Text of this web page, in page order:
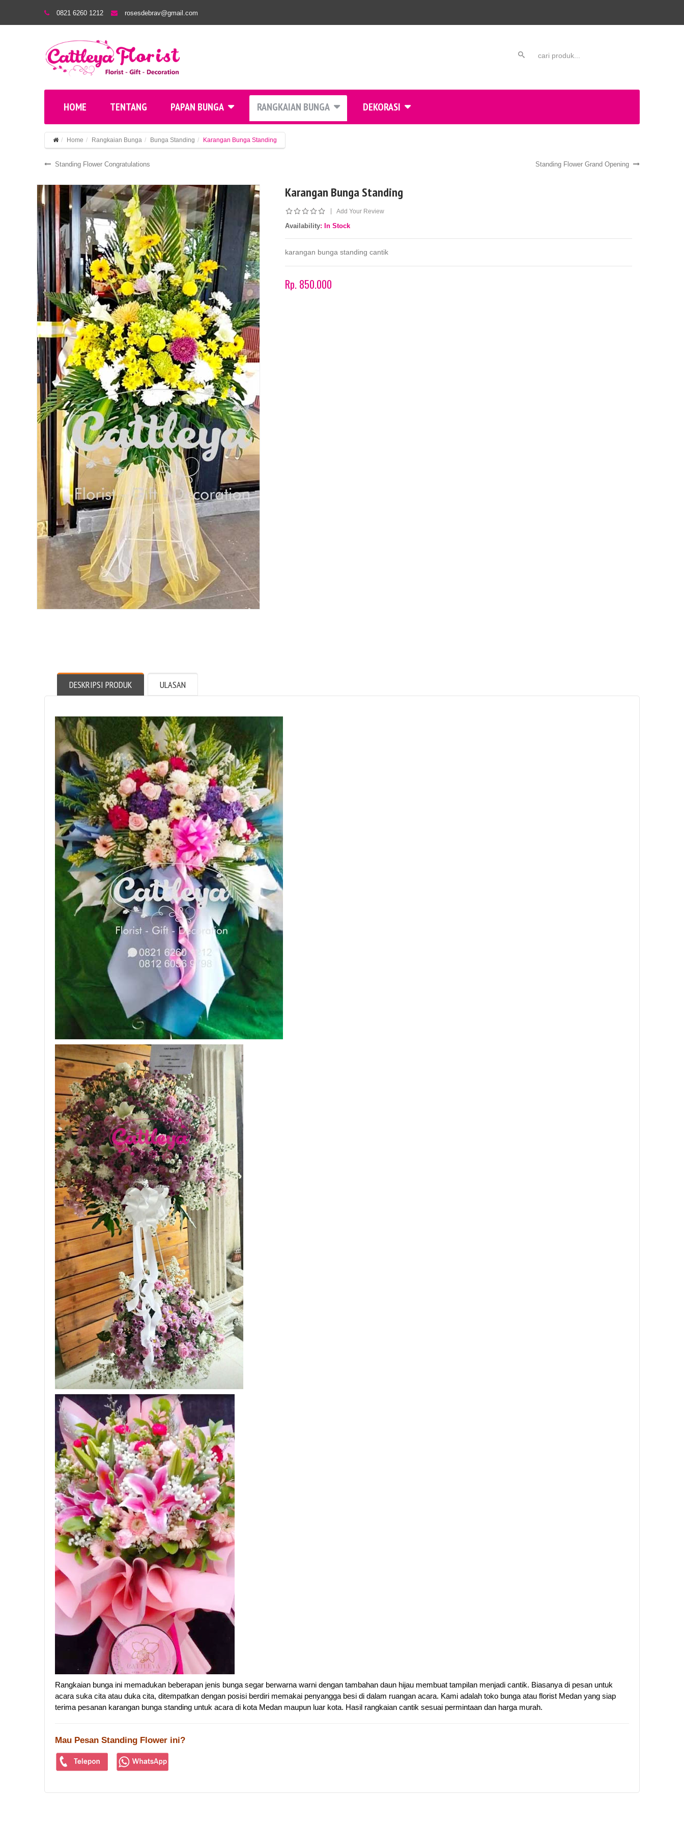
0821 6260 1212 rosesdebrav@gmail.com
HOME TENTANG PAPAN BUNGA RANGKAIAN BUNGA DEKORASI
Home Rangkaian Bunga Bunga Standing Karangan Bunga Standing
Standing Flower Congratulations Standing Flower Grand Opening
Karangan Bunga Standing
Add Your Review
Availability: In Stock
karangan bunga standing cantik
Rp. 850.000
DESKRIPSI PRODUK ULASAN
Rangkaian bunga ini memadukan beberapan jenis bunga segar berwarna warni dengan tambahan daun hijau membuat tampilan menjadi cantik. Biasanya di pesan untuk
acara suka cita atau duka cita, ditempatkan dengan posisi berdiri memakai penyangga besi di dalam ruangan acara. Kami adalah toko bunga atau florist Medan yang siap
terima pesanan karangan bunga standing untuk acara di kota Medan maupun luar kota. Hasil rangkaian cantik sesuai permintaan dan harga murah.
Mau Pesan Standing Flower ini?